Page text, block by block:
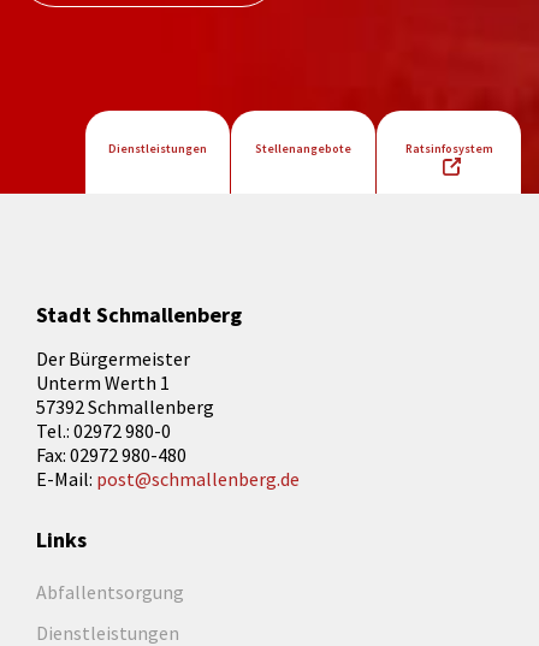
Dienstleistungen Stellenangebote Ratsinfosystem
Stadt Schmallenberg
Der Bürgermeister
Unterm Werth 1
57392 Schmallenberg
Tel.: 02972 980-0
Fax: 02972 980-480
E-Mail: post@schmallenberg.de
Links
Abfallentsorgung
Dienstleistungen